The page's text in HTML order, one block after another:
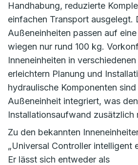
Handhabung, reduzierte
einfachen Transport ausgelegt.
Außeneinheiten passen auf
wiegen nur rund 100 kg.
Inneneinheiten in
erleichtern Planung und
hydraulische Komponenten
Außeneinheit integriert, was den
Installationsaufwand zusätzlich
Zu den bekannten
„Universal Controller intelligent
Er lässt sich entweder als